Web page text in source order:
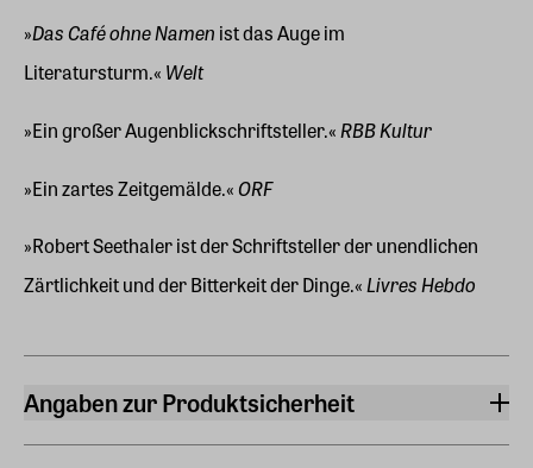
»Das Café ohne Namen ist das Auge im
Literatursturm.« Welt
»Ein großer Augenblickschriftsteller.«RBB Kultur
»Ein zartes Zeitgemälde.«ORF
»Robert Seethaler ist der Schriftsteller der unendlichen
Zärtlichkeit und der Bitterkeit der Dinge.«Livres Hebdo
Angaben zur Produktsicherheit